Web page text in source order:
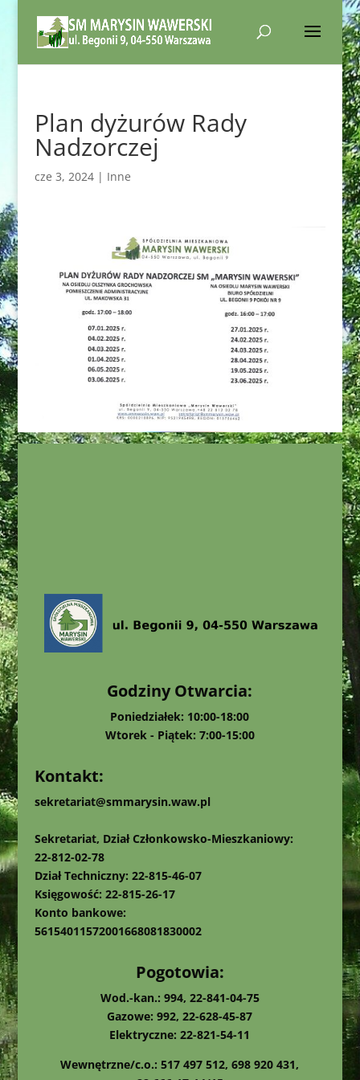
Plan dyżurów Rady
Nadzorczej
cze 3, 2024| Inne
Godziny Otwarcia:
Poniedziałek: 10:00-18:00
Wtorek - Piątek: 7:00-15:00
Kontakt:
sekretariat@smmarysin.waw.pl
Sekretariat, Dział Członkowsko-Mieszkaniowy:
22-812-02-78
Dział Techniczny: 22-815-46-07
Księgowość: 22-815-26-17
Konto bankowe:
56154011572001668081830002
Pogotowia:
Wod.-kan.: 994, 22-841-04-75
Gazowe: 992, 22-628-45-87
Elektryczne: 22-821-54-11
Wewnętrzne/c.o.: 517 497 512, 698 920 431,